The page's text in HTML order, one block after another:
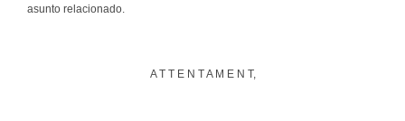
asunto relacionado.
A T T E N T A M E N T,